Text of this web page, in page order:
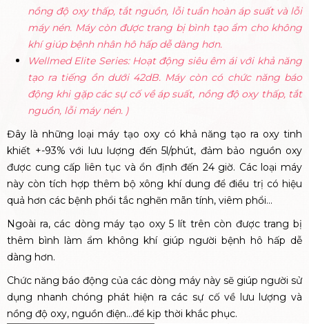
nồng độ oxy thấp, tắt nguồn, lỗi tuần hoàn áp suất và lỗi
máy nén. Máy còn được trang bị bình tạo ẩm cho không
khí giúp bệnh nhân hô hấp dễ dàng hơn.
Wellmed Elite Series: Hoạt động siêu êm ái với khả năng
tạo ra tiếng ồn dưới 42dB. Máy còn có chức năng báo
động khi gặp các sự cố về áp suất, nồng độ oxy thấp, tắt
nguồn, lỗi máy nén. )
Đây là những loại máy tạo oxy có khả năng tạo ra oxy tinh
khiết +-93% với lưu lượng đến 5l/phút, đảm bảo nguồn oxy
được cung cấp liên tục và ổn định đến 24 giờ. Các loại máy
này còn tích hợp thêm bộ xông khí dung để điều trị có hiệu
quả hơn các bệnh phổi tắc nghẽn mãn tính, viêm phổi…
Ngoài ra, các dòng máy tạo oxy 5 lít trên còn được trang bị
thêm bình làm ẩm không khí giúp người bệnh hô hấp dễ
dàng hơn.
Chức năng báo động của các dòng máy này sẽ giúp người sử
dụng nhanh chóng phát hiện ra các sự cố về lưu lượng và
nồng độ oxy, nguồn điện...để kịp thời khắc phục.